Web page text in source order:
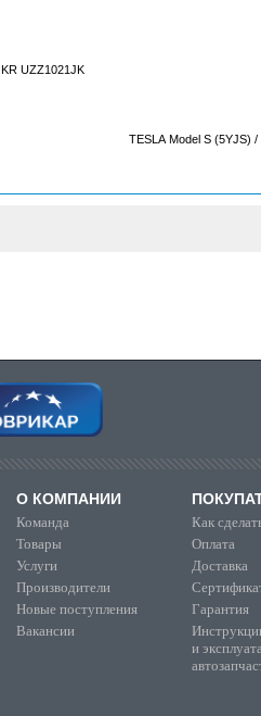
KR UZZ1021JK
TESLA Model S (5YJS)
О КОМПАНИИ
Команда
Товары
Услуги
Производители
Новые поступления
Вакансии
Как
Оплата
Доставка
Гарантия
и